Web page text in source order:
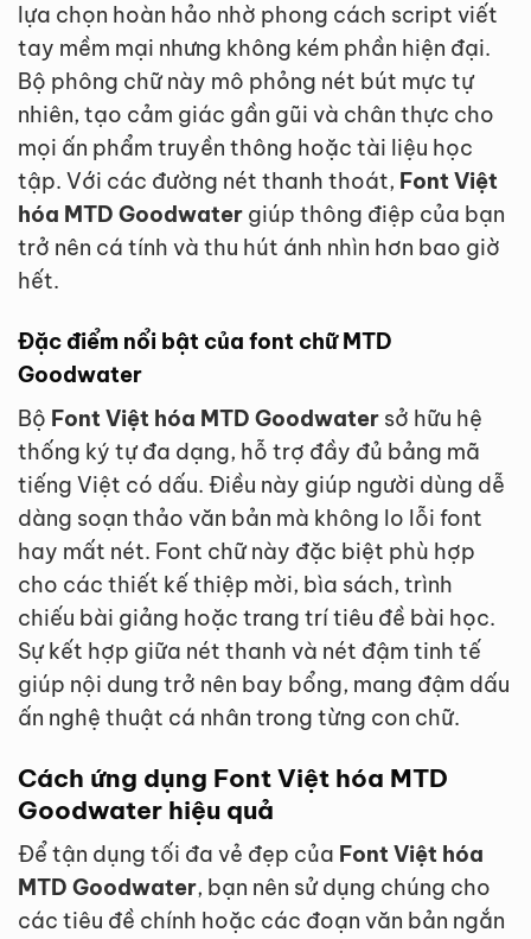
lựa chọn hoàn hảo nhờ phong cách script viết
tay mềm mại nhưng không kém phần hiện đại.
Bộ phông chữ này mô phỏng nét bút mực tự
nhiên, tạo cảm giác gần gũi và chân thực cho
mọi ấn phẩm truyền thông hoặc tài liệu học
tập. Với các đường nét thanh thoát, Font Việt
hóa MTD Goodwater giúp thông điệp của bạn
trở nên cá tính và thu hút ánh nhìn hơn bao giờ
hết.
Đặc điểm nổi bật của font chữ MTD
Goodwater
Bộ Font Việt hóa MTD Goodwater sở hữu hệ
thống ký tự đa dạng, hỗ trợ đầy đủ bảng mã
tiếng Việt có dấu. Điều này giúp người dùng dễ
dàng soạn thảo văn bản mà không lo lỗi font
hay mất nét. Font chữ này đặc biệt phù hợp
cho các thiết kế thiệp mời, bìa sách, trình
chiếu bài giảng hoặc trang trí tiêu đề bài học.
Sự kết hợp giữa nét thanh và nét đậm tinh tế
giúp nội dung trở nên bay bổng, mang đậm dấu
ấn nghệ thuật cá nhân trong từng con chữ.
Cách ứng dụng Font Việt hóa MTD
Goodwater hiệu quả
Để tận dụng tối đa vẻ đẹp của Font Việt hóa
MTD Goodwater, bạn nên sử dụng chúng cho
các tiêu đề chính hoặc các đoạn văn bản ngắn